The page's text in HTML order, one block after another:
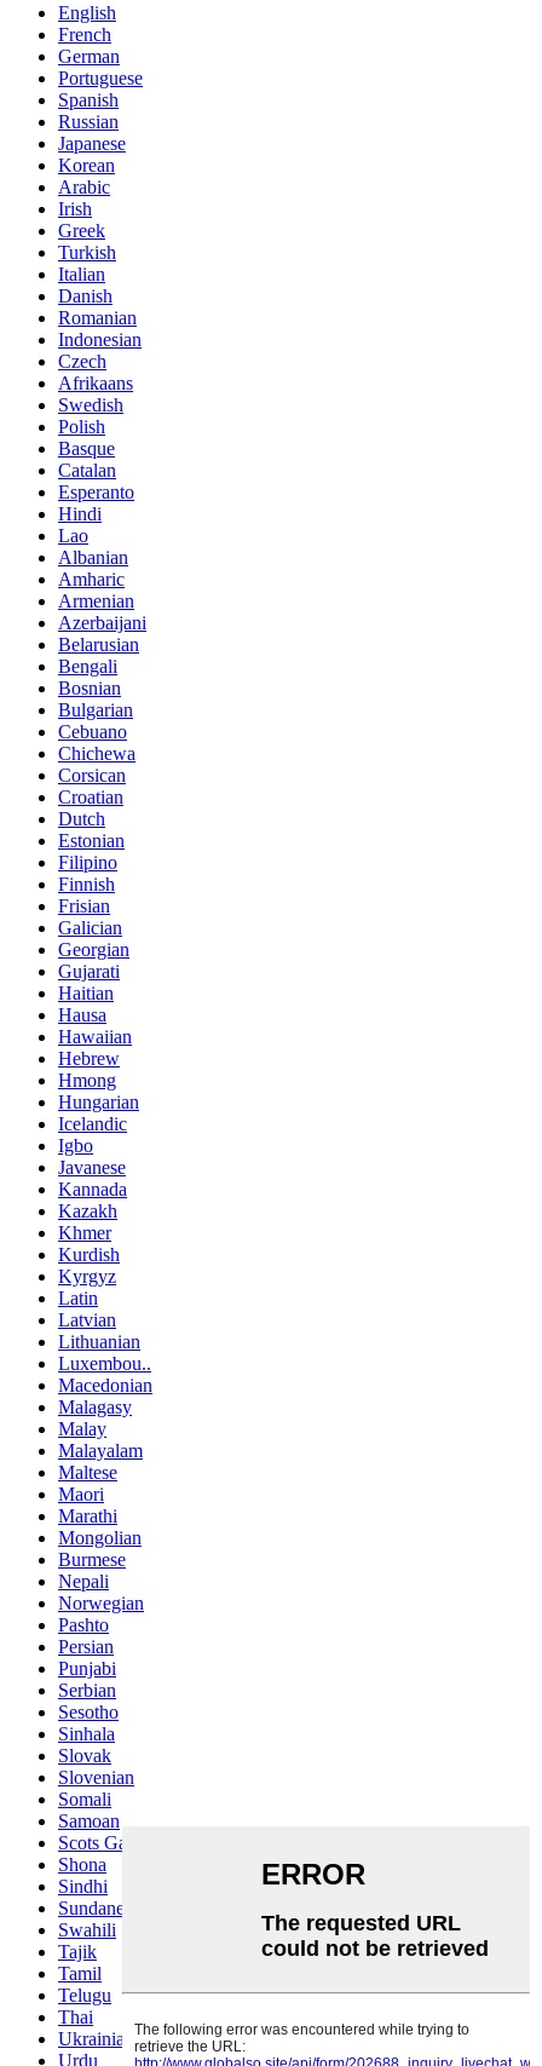
English
French
German
Portuguese
Spanish
Russian
Japanese
Korean
Arabic
Irish
Greek
Turkish
Italian
Danish
Romanian
Indonesian
Czech
Afrikaans
Swedish
Polish
Basque
Catalan
Esperanto
Hindi
Lao
Albanian
Amharic
Armenian
Azerbaijani
Belarusian
Bengali
Bosnian
Bulgarian
Cebuano
Chichewa
Corsican
Croatian
Dutch
Estonian
Filipino
Finnish
Frisian
Galician
Georgian
Gujarati
Haitian
Hausa
Hawaiian
Hebrew
Hmong
Hungarian
Icelandic
Igbo
Javanese
Kannada
Kazakh
Khmer
Kurdish
Kyrgyz
Latin
Latvian
Lithuanian
Luxembou..
Macedonian
Malagasy
Malay
Malayalam
Maltese
Maori
Marathi
Mongolian
Burmese
Nepali
Norwegian
Pashto
Persian
Punjabi
Serbian
Sesotho
Sinhala
Slovak
Slovenian
Somali
Samoan
Scots Gaelic
Shona
Sindhi
Sundanese
Swahili
Tajik
Tamil
Telugu
Thai
Ukrainian
Urdu